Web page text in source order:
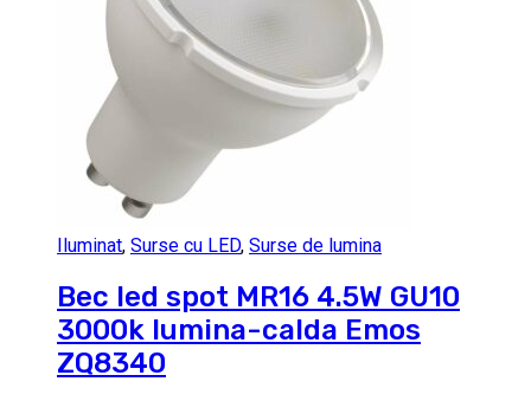
Iluminat, Surse cu LED, Surse de lumina
Bec led spot MR16 4.5W GU10
3000k lumina-calda Emos
ZQ8340